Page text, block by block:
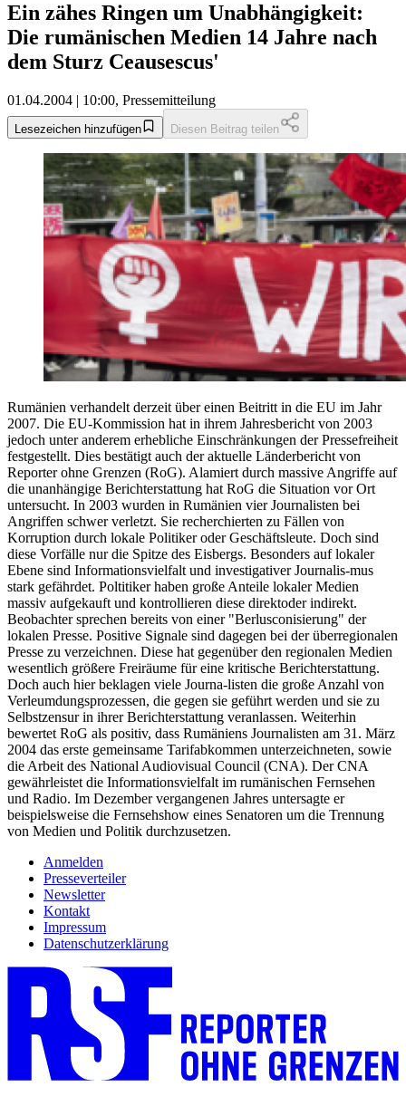
Ein zähes Ringen um Unabhängigkeit:
Die rumänischen Medien 14 Jahre nach
dem Sturz Ceausescus'
01.04.2004 | 10:00, Pressemitteilung
Lesezeichen hinzufügen Diesen Beitrag teilen
Rumänien verhandelt derzeit über einen Beitritt in die EU im Jahr
2007. Die EU-Kommission hat in ihrem Jahresbericht von 2003
jedoch unter anderem erhebliche Einschränkungen der Pressefreiheit
festgestellt. Dies bestätigt auch der aktuelle Länderbericht von
Reporter ohne Grenzen (RoG). Alamiert durch massive Angriffe auf
die unanhängige Berichterstattung hat RoG die Situation vor Ort
untersucht. In 2003 wurden in Rumänien vier Journalisten bei
Angriffen schwer verletzt. Sie recherchierten zu Fällen von
Korruption durch lokale Politiker oder Geschäftsleute. Doch sind
diese Vorfälle nur die Spitze des Eisbergs. Besonders auf lokaler
Ebene sind Informationsvielfalt und investigativer Journalis-mus
stark gefährdet. Poltitiker haben große Anteile lokaler Medien
massiv aufgekauft und kontrollieren diese direktoder indirekt.
Beobachter sprechen bereits von einer "Berlusconisierung" der
lokalen Presse. Positive Signale sind dagegen bei der überregionalen
Presse zu verzeichnen. Diese hat gegenüber den regionalen Medien
wesentlich größere Freiräume für eine kritische Berichterstattung.
Doch auch hier beklagen viele Journa-listen die große Anzahl von
Verleumdungsprozessen, die gegen sie geführt werden und sie zu
Selbstzensur in ihrer Berichterstattung veranlassen. Weiterhin
bewertet RoG als positiv, dass Rumäniens Journalisten am 31. März
2004 das erste gemeinsame Tarifabkommen unterzeichneten, sowie
die Arbeit des National Audiovisual Council (CNA). Der CNA
gewährleistet die Informationsvielfalt im rumänischen Fernsehen
und Radio. Im Dezember vergangenen Jahres untersagte er
beispielsweise die Fernsehshow eines Senatoren um die Trennung
von Medien und Politik durchzusetzen.
Anmelden
Presseverteiler
Newsletter
Kontakt
Impressum
Datenschutzerklärung